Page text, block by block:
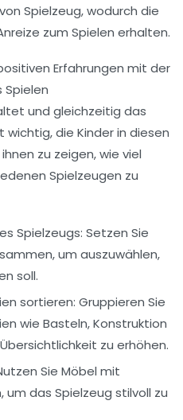
Spielzeug, wodurch die
zum Spielen erhalten.
Erfahrungen mit der
und gleichzeitig das
die Kinder in diesen
zu zeigen, wie viel
Spielzeugen zu
Spielzeugs: Setzen Sie
um auszuwählen,
soll.
sortieren: Gruppieren Sie
wie Basteln, Konstruktion
zu erhöhen.
Sie Möbel mit
das Spielzeug stilvoll zu